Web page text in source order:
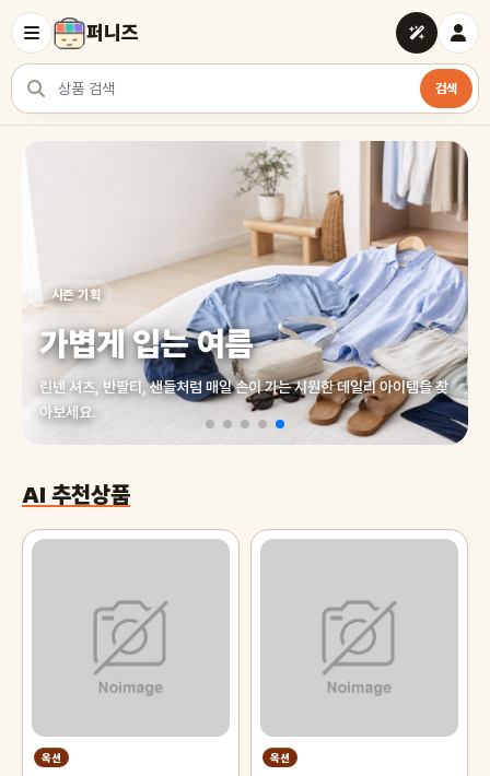
퍼니즈
상품 검색
검색
여러 쇼핑몰 상품을 한곳에서 찾아보세요
시즌 기획
가볍게 입는 여름
린넨 셔츠, 반팔티, 샌들처럼 매일 손이 가는 시원한 데일리 아이템을 찾
아보세요.
AI 추천상품
옥션 옥션